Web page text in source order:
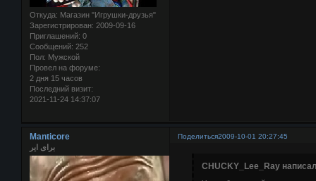
Откуда: Магазин "Игрушки-друзья"
Зарегистрирован: 2009-09-16
Приглашений: 0
Сообщений: 252
Пол: Мужской
Провел на форуме:
2 дня 15 часов
Последний визит:
2021-11-24 14:37:07
Поделиться2009-10-01 20:27:45
Manticore
برای ایر
CHUCKY_Lee_Ray